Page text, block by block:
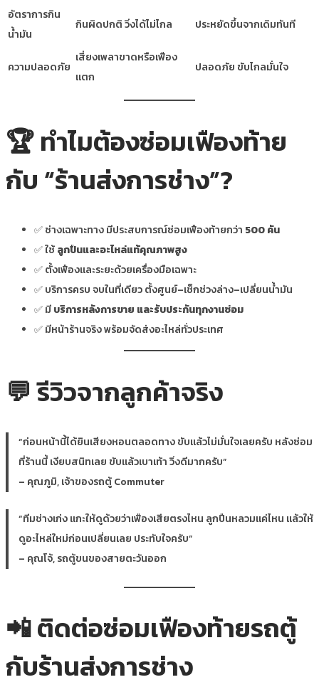
อัตราการกิน
น้ำมัน
กินผิดปกติ วิ่งได้ไม่ไกล ประหยัดขึ้นจากเดิมทันที
ความปลอดภัย
เสี่ยงเพลาขาดหรือเฟือง
แตก
ปลอดภัย ขับไกลมั่นใจ
🏆 ทำไมต้องซ่อมเฟืองท้าย
กับ “ร้านส่งการช่าง”?
✅ ช่างเฉพาะทาง มีประสบการณ์ซ่อมเฟืองท้ายกว่า 500 คัน
✅ ใช้ลูกปืนและอะไหล่แท้คุณภาพสูง
✅ ตั้งเฟืองและระยะด้วยเครื่องมือเฉพาะ
✅ บริการครบ จบในที่เดียว ตั้งศูนย์–เช็กช่วงล่าง–เปลี่ยนน้ำมัน
✅ มีบริการหลังการขาย และรับประกันทุกงานซ่อม
✅ มีหน้าร้านจริง พร้อมจัดส่งอะไหล่ทั่วประเทศ
💬 รีวิวจากลูกค้าจริง
“ก่อนหน้านี้ได้ยินเสียงหอนตลอดทาง ขับแล้วไม่มั่นใจเลยครับ หลังซ่อม
ที่ร้านนี้ เงียบสนิทเลย ขับแล้วเบาเท้า วิ่งดีมากครับ”
– คุณภูมิ, เจ้าของรถตู้ Commuter
“ทีมช่างเก่ง แกะให้ดูด้วยว่าเฟืองเสียตรงไหน ลูกปืนหลวมแค่ไหน แล้วให้
ดูอะไหล่ใหม่ก่อนเปลี่ยนเลย ประทับใจครับ”
– คุณโจ้, รถตู้ขนของสายตะวันออก
📲 ติดต่อซ่อมเฟืองท้ายรถตู้
กับร้านส่งการช่าง